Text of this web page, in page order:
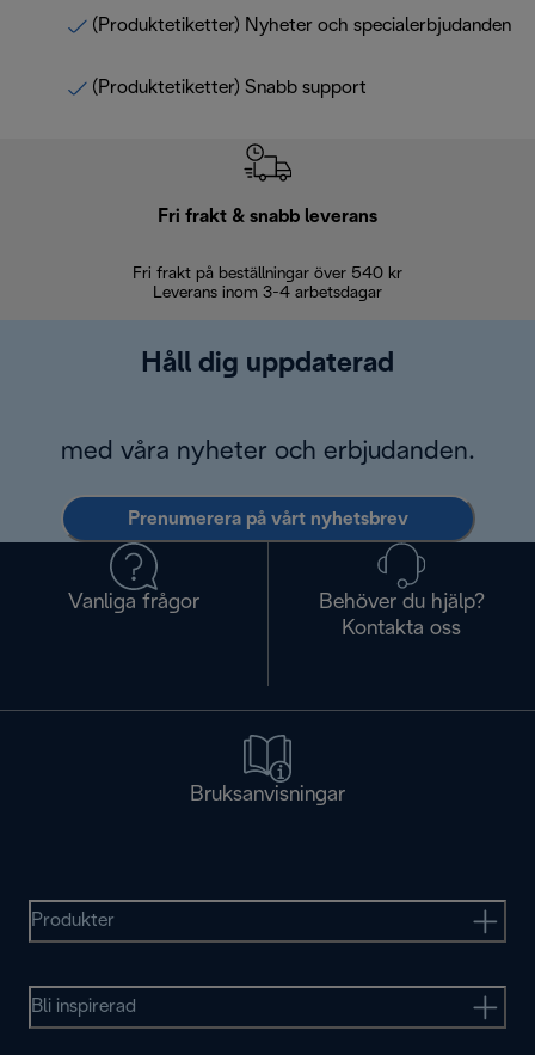
(Produktetiketter) Nyheter och specialerbjudanden
(Produktetiketter) Snabb support
Fri frakt & snabb leverans
Fri frakt på beställningar över 540 kr
Leverans inom 3-4 arbetsdagar
Håll dig uppdaterad
med våra nyheter och erbjudanden.
Prenumerera på vårt nyhetsbrev
Vanliga frågor
Behöver du hjälp?
Kontakta oss
Bruksanvisningar
Produkter
Bli inspirerad